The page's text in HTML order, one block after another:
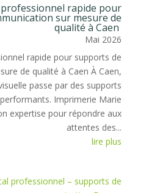
rapide pour
sur mesure de
qualité à Caen
Mai 2026
rapide pour supports de
de qualité à Caen À Caen,
passe par des supports
Imprimerie Marie
expertise pour répondre aux
attentes des...
lire plus